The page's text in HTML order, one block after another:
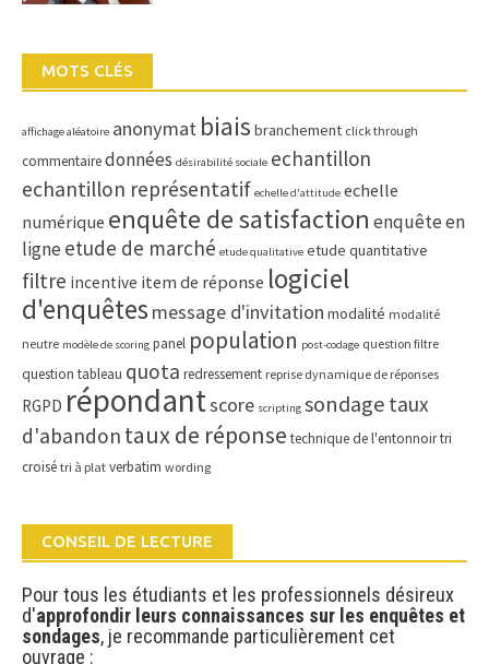
MOTS CLÉS
affichage aléatoire anonymat biais branchement click through
commentairedonnées désirabilité sociale echantillon
echantillon représentatif echelle d'attitude echelle
numérique enquête de satisfaction enquête en
ligneetude de marché etude qualitative etude quantitative
filtre incentive item de réponse logiciel
d'enquêtes message d'invitation modalité modalité
neutre modèle de scoring panel population post-codage question filtre
question tableau quota redressement reprise dynamique de réponses
RGPD répondantscore scripting sondage taux
d'abandon taux de réponse technique de l'entonnoirtri
croisé tri à plat verbatim wording
CONSEIL DE LECTURE
Pour tous les étudiants et les professionnels désireux
d'approfondir leurs connaissances sur les enquêtes et
sondages, je recommande particulièrement cet
ouvrage :